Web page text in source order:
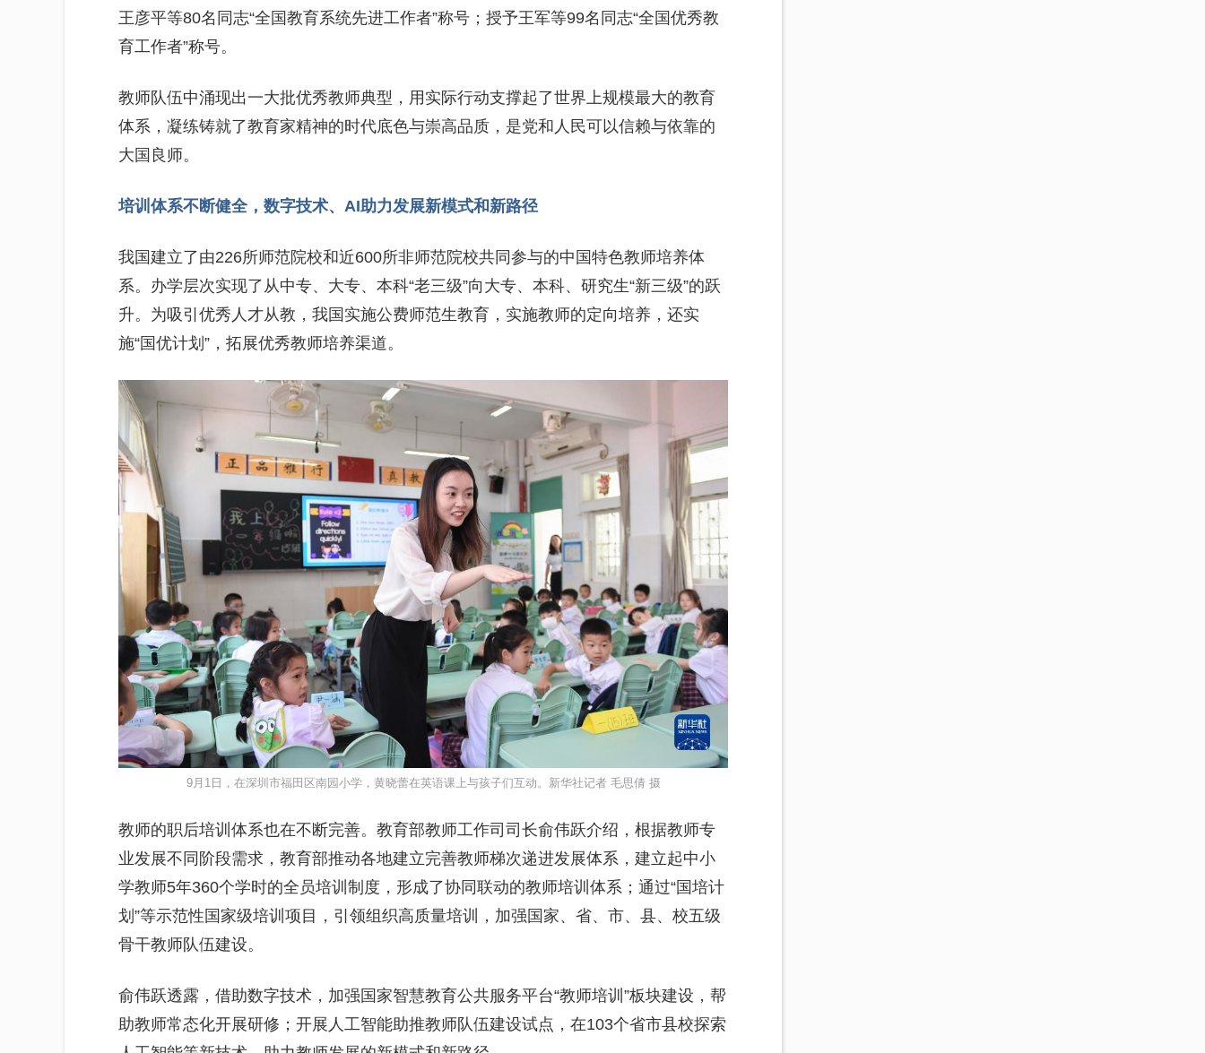
王彦平等80名同志“全国教育系统先进工作者”称号；授予王军等99名同志“全国优秀教
育工作者”称号。
教师队伍中涌现出一大批优秀教师典型，用实际行动支撑起了世界上规模最大的教育
体系，凝练铸就了教育家精神的时代底色与崇高品质，是党和人民可以信赖与依靠的
大国良师。
培训体系不断健全，数字技术、AI助力发展新模式和新路径
我国建立了由226所师范院校和近600所非师范院校共同参与的中国特色教师培养体
系。办学层次实现了从中专、大专、本科“老三级”向大专、本科、研究生“新三级”的跃
升。为吸引优秀人才从教，我国实施公费师范生教育，实施教师的定向培养，还实
施“国优计划”，拓展优秀教师培养渠道。
9月1日，在深圳市福田区南园小学，黄晓蕾在英语课上与孩子们互动。新华社记者 毛思倩 摄
教师的职后培训体系也在不断完善。教育部教师工作司司长俞伟跃介绍，根据教师专
业发展不同阶段需求，教育部推动各地建立完善教师梯次递进发展体系，建立起中小
学教师5年360个学时的全员培训制度，形成了协同联动的教师培训体系；通过“国培计
划”等示范性国家级培训项目，引领组织高质量培训，加强国家、省、市、县、校五级
骨干教师队伍建设。
俞伟跃透露，借助数字技术，加强国家智慧教育公共服务平台“教师培训”板块建设，帮
助教师常态化开展研修；开展人工智能助推教师队伍建设试点，在103个省市县校探索